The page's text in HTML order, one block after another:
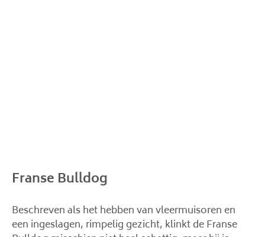
Franse Bulldog
Beschreven als het hebben van vleermuisoren en
een ingeslagen, rimpelig gezicht, klinkt de Franse